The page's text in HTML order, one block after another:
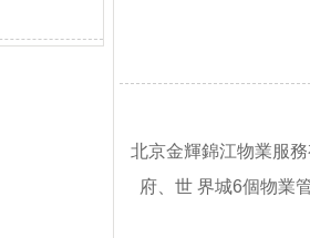
北京金輝錦江物業服
府、世 界城6個物業